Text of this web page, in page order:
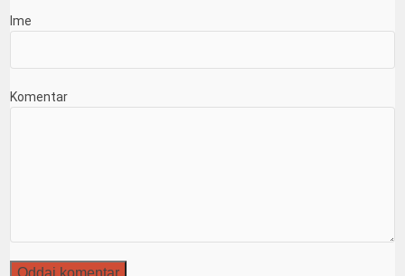
Ime
Komentar